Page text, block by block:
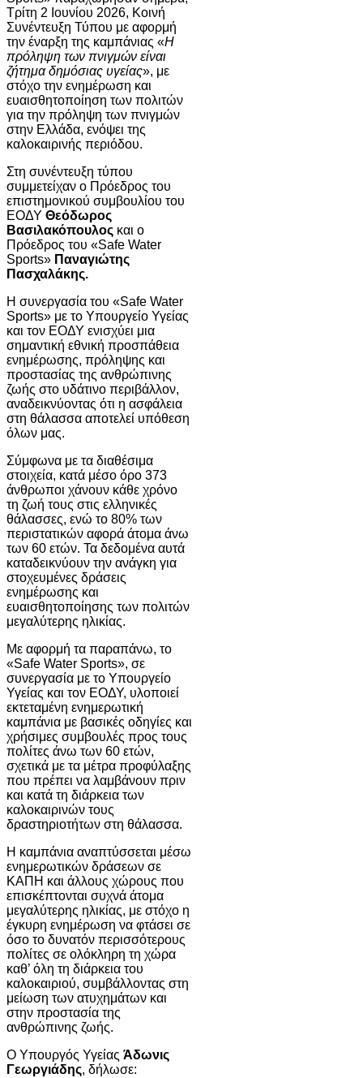
Τρίτη 2 Ιουνίου 2026, Κοινή
Συνέντευξη Τύπου με αφορμή
την έναρξη της καμπάνιας «Η
πρόληψη των πνιγμών είναι
ζήτημα δημόσιας υγείας», με
στόχο την ενημέρωση και
ευαισθητοποίηση των πολιτών
για την πρόληψη των πνιγμών
στην Ελλάδα, ενόψει της
καλοκαιρινής περιόδου.
Στη συνέντευξη τύπου
συμμετείχαν ο Πρόεδρος του
επιστημονικού συμβουλίου του
ΕΟΔΥ Θεόδωρος
Βασιλακόπουλος και o
Πρόεδρος του «Safe Water
Sports» Παναγιώτης
Πασχαλάκης.
Η συνεργασία του «Safe Water
Sports» με το Υπουργείο Υγείας
και τον ΕΟΔΥ ενισχύει μια
σημαντική εθνική προσπάθεια
ενημέρωσης, πρόληψης και
προστασίας της ανθρώπινης
ζωής στο υδάτινο περιβάλλον,
αναδεικνύοντας ότι η ασφάλεια
στη θάλασσα αποτελεί υπόθεση
όλων μας.
Σύμφωνα με τα διαθέσιμα
στοιχεία, κατά μέσο όρο 373
άνθρωποι χάνουν κάθε χρόνο
τη ζωή τους στις ελληνικές
θάλασσες, ενώ το 80% των
περιστατικών αφορά άτομα άνω
των 60 ετών. Τα δεδομένα αυτά
καταδεικνύουν την ανάγκη για
στοχευμένες δράσεις
ενημέρωσης και
ευαισθητοποίησης των πολιτών
μεγαλύτερης ηλικίας.
Με αφορμή τα παραπάνω, το
«Safe Water Sports», σε
συνεργασία με το Υπουργείο
Υγείας και τον ΕΟΔΥ, υλοποιεί
εκτεταμένη ενημερωτική
καμπάνια με βασικές οδηγίες και
χρήσιμες συμβουλές προς τους
πολίτες άνω των 60 ετών,
σχετικά με τα μέτρα προφύλαξης
που πρέπει να λαμβάνουν πριν
και κατά τη διάρκεια των
καλοκαιρινών τους
δραστηριοτήτων στη θάλασσα.
Η καμπάνια αναπτύσσεται μέσω
ενημερωτικών δράσεων σε
ΚΑΠΗ και άλλους χώρους που
επισκέπτονται συχνά άτομα
μεγαλύτερης ηλικίας, με στόχο η
έγκυρη ενημέρωση να φτάσει σε
όσο το δυνατόν περισσότερους
πολίτες σε ολόκληρη τη χώρα
καθ’ όλη τη διάρκεια του
καλοκαιριού, συμβάλλοντας στη
μείωση των ατυχημάτων και
στην προστασία της
ανθρώπινης ζωής.
Ο Υπουργός Υγείας Άδωνις
Γεωργιάδης, δήλωσε: